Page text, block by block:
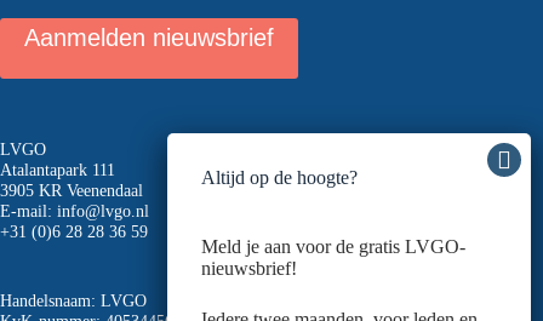
Aanmelden nieuwsbrief
LVGO
Atalantapark 111
3905 KR Veenendaal
E-mail: info@lvgo.nl
+31 (0)6 28 28 36 59
Handelsnaam: LVGO
Altijd op de hoogte?
Meld je aan voor de gratis LVGO-
nieuwsbrief!